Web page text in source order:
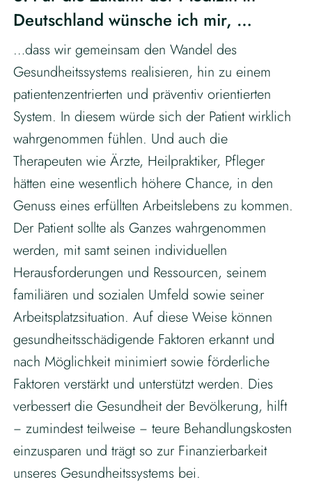
Deutschland wünsche ich mir, …
…dass wir gemeinsam den Wandel des
Gesundheitssystems realisieren, hin zu einem
patientenzentrierten und präventiv orientierten
System. In diesem würde sich der Patient wirklich
wahrgenommen fühlen. Und auch die
Therapeuten wie Ärzte, Heilpraktiker, Pfleger
hätten eine wesentlich höhere Chance, in den
Genuss eines erfüllten Arbeitslebens zu kommen.
Der Patient sollte als Ganzes wahrgenommen
werden, mit samt seinen individuellen
Herausforderungen und Ressourcen, seinem
familiären und sozialen Umfeld sowie seiner
Arbeitsplatzsituation. Auf diese Weise können
gesundheitsschädigende Faktoren erkannt und
nach Möglichkeit minimiert sowie förderliche
Faktoren verstärkt und unterstützt werden. Dies
verbessert die Gesundheit der Bevölkerung, hilft
− zumindest teilweise − teure Behandlungskosten
einzusparen und trägt so zur Finanzierbarkeit
unseres Gesundheitssystems bei.